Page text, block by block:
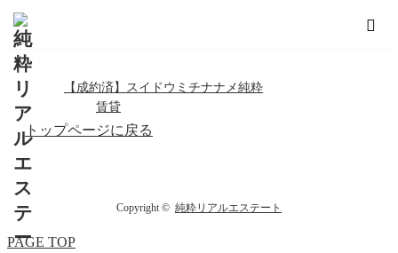
【成約済】スイドウミチナナメ純粋
賃貸
トップページに戻る
Copyright © 純粋リアルエステート
PAGE TOP